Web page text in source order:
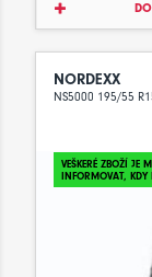
NORDEXX
NS5000 195/55
VEŠKERÉ ZBOŽÍ JE
INFORMOVAT, KDY